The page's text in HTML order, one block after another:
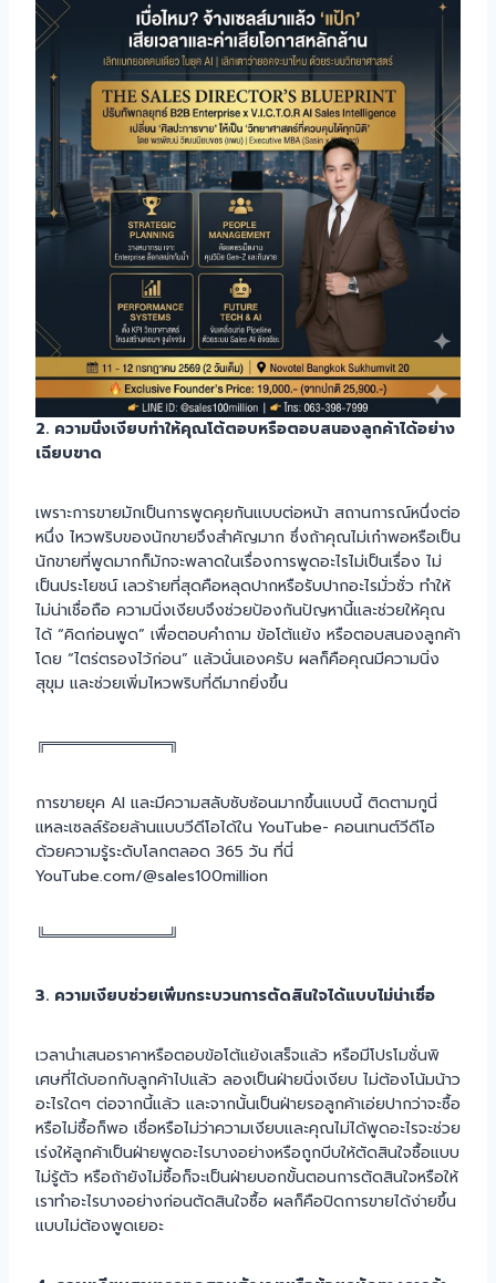
2. ความนิ่งเงียบทำให้คุณโต้ตอบหรือตอบสนองลูกค้าได้อย่าง
เฉียบขาด
เพราะการขายมักเป็นการพูดคุยกันแบบต่อหน้า สถานการณ์หนึ่งต่อ
หนึ่ง ไหวพริบของนักขายจึงสำคัญมาก ซึ่งถ้าคุณไม่เก๋าพอหรือเป็น
นักขายที่พูดมากก็มักจะพลาดในเรื่องการพูดอะไรไม่เป็นเรื่อง ไม่
เป็นประโยชน์ เลวร้ายที่สุดคือหลุดปากหรือรับปากอะไรมั่วซั่ว ทำให้
ไม่น่าเชื่อถือ ความนิ่งเงียบจึงช่วยป้องกันปัญหานี้และช่วยให้คุณ
ได้ “คิดก่อนพูด” เพื่อตอบคำถาม ข้อโต้แย้ง หรือตอบสนองลูกค้า
โดย “ไตร่ตรองไว้ก่อน” แล้วนั่นเองครับ ผลก็คือคุณมีความนิ่ง
สุขุม และช่วยเพิ่มไหวพริบที่ดีมากยิ่งขึ้น
╔═══════════╗
การขายยุค AI และมีความสลับซับซ้อนมากขึ้นแบบนี้ ติดตามกูนี่
แหละเซลล์ร้อยล้านแบบวีดีโอได้ใน YouTube- คอนเทนต์วีดีโอ
ด้วยความรู้ระดับโลกตลอด 365 วัน ที่นี่
YouTube.com/@sales100million
╚═══════════╝
3. ความเงียบช่วยเพิ่มกระบวนการตัดสินใจได้แบบไม่น่าเชื่อ
เวลานำเสนอราคาหรือตอบข้อโต้แย้งเสร็จแล้ว หรือมีโปรโมชั่นพิ
เศษที่ได้บอกกับลูกค้าไปแล้ว ลองเป็นฝ่ายนิ่งเงียบ ไม่ต้องโน้มน้าว
อะไรใดๆ ต่อจากนี้แล้ว และจากนั้นเป็นฝ่ายรอลูกค้าเอ่ยปากว่าจะซื้อ
หรือไม่ซื้อก็พอ เชื่อหรือไม่ว่าความเงียบและคุณไม่ได้พูดอะไรจะช่วย
เร่งให้ลูกค้าเป็นฝ่ายพูดอะไรบางอย่างหรือถูกบีบให้ตัดสินใจซื้อแบบ
ไม่รู้ตัว หรือถ้ายังไม่ซื้อก็จะเป็นฝ่ายบอกขั้นตอนการตัดสินใจหรือให้
เราทำอะไรบางอย่างก่อนตัดสินใจซื้อ ผลก็คือปิดการขายได้ง่ายขึ้น
แบบไม่ต้องพูดเยอะ